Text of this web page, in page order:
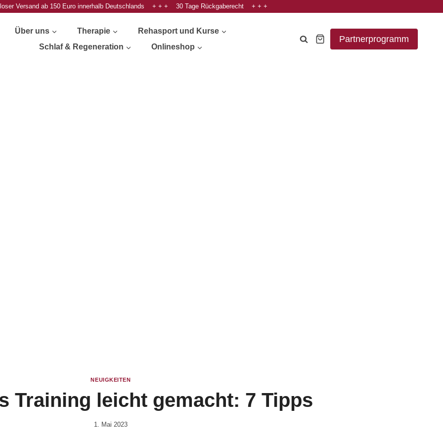
Versand ab 150 Euro innerhalb Deutschlands + + + 30 Tage Rückgaberecht + + +
Über uns Therapie
Rehasport und Kurse
Schlaf & Regeneration
Onlineshop
Partnerprogramm
NEUIGKEITEN
Training leicht gemacht: 7 Tipps
Von
1. Mai 2023